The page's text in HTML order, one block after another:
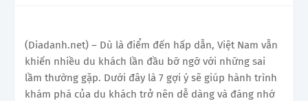
(Diadanh.net) – Dù là điểm đến hấp dẫn, Việt Nam vẫn
khiến nhiều du khách lần đầu bỡ ngỡ với những sai
lầm thường gặp. Dưới đây là 7 gợi ý sẽ giúp hành trình
khám phá của du khách trở nên dễ dàng và đáng nhớ